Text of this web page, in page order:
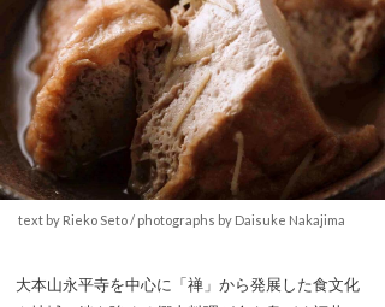
text by Rieko Seto / photographs by Daisuke Nakajima
大本山永平寺を中心に「禅」から発展した食文化